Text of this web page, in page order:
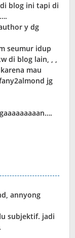
blog ini tapi di
y dg
seumur idup
di blog lain, , ,
mau
jg
annyong
subjektif. jadi